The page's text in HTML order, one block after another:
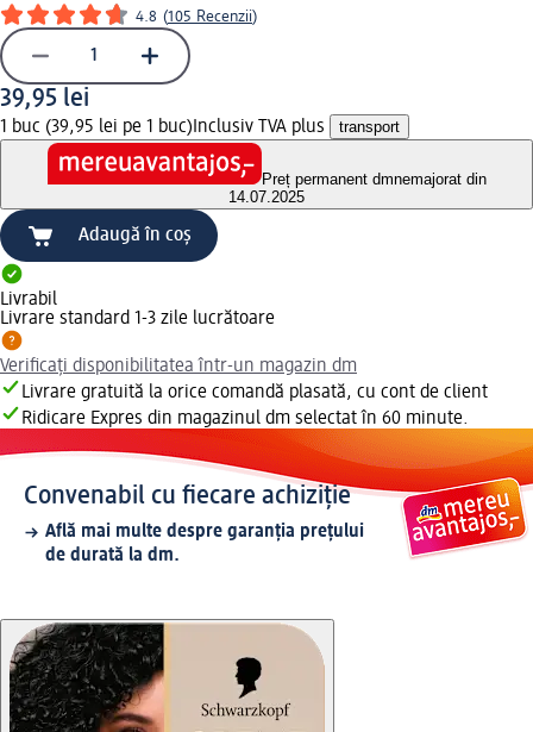
4.8 (105 Recenzii)
39,95 lei
1 buc (39,95 lei pe 1 buc) Inclusiv TVA plus transport
Preț permanent dmnemajorat din
14.07.2025
Adaugă în coș
Livrabil
Livrare standard 1-3 zile lucrătoare
Verificați disponibilitatea într-un magazin dm
Livrare gratuită la orice comandă plasată, cu cont de client
Ridicare Expres din magazinul dm selectat în 60 minute.
Convenabil cu fiecare achiziție
Află mai multe despre garanția prețului
de durată la dm.